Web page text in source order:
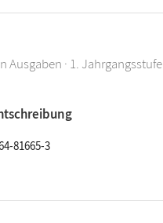
Ausgaben · 1. Jahrgangsstufe
81665-3